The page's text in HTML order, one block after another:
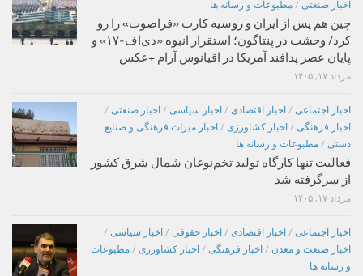
اخبار صنعتی / مطبوعات و رسانه ها
چین هم پس از ایران و روسیه کارت «فراصوت» را رو
کرد/ وحشت در پنتاگون؛ استقرار انبوه «دی‌اف‑۱۷» و
پایان عصر پدافند آمریکا در اقیانوس آرام +عکس
مرداد ۱۷, ۱۴۰۵
اخبار اجتماعی / اخبار اقتصادی / اخبار سیاسی / اخبار صنعتی /
اخبار فرهنگی / اخبار کشاورزی / اخبار میراث فرهنگی و صنایع
دستی / مطبوعات و رسانه ها
فعالیت تنها کارگاه تولید تخم‌نوغان شمال شرق کشور
از سرگرفته شد
مرداد ۱۷, ۱۴۰۵
اخبار اجتماعی / اخبار اقتصادی / اخبار حقوقی / اخبار سیاسی /
اخبار صنعت و معدن / اخبار فرهنگی / اخبار کشاورزی / مطبوعات
و رسانه ها